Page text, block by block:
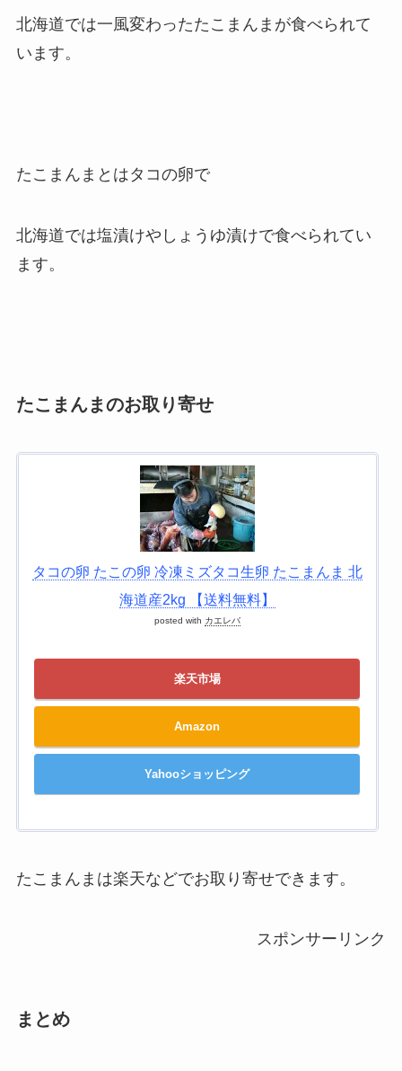
北海道では一風変わったたこまんまが食べられて
います。
たこまんまとはタコの卵で
北海道では塩漬けやしょうゆ漬けで食べられてい
ます。
たこまんまのお取り寄せ
タコの卵 たこの卵 冷凍ミズタコ生卵 たこまんま 北
海道産2kg 【送料無料】
posted with カエレバ
楽天市場
Amazon
Yahooショッピング
たこまんまは楽天などでお取り寄せできます。
スポンサーリンク
まとめ